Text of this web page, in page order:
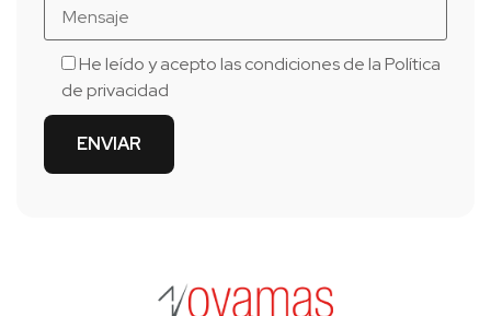
He leído y acepto las condiciones de laPolítica
de privacidad